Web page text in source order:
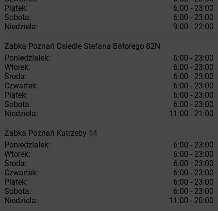
Piątek:
6:00 - 23:00
Sobota:
6:00 - 23:00
Niedziela:
9:00 - 22:00
Żabka Poznań Osiedle Stefana Batorego 82N
Poniedziałek:
6:00 - 23:00
Wtorek:
6:00 - 23:00
Środa:
6:00 - 23:00
Czwartek:
6:00 - 23:00
Piątek:
6:00 - 23:00
Sobota:
6:00 - 23:00
Niedziela:
11:00 - 21:00
Żabka Poznań Kutrzeby 14
Poniedziałek:
6:00 - 23:00
Wtorek:
6:00 - 23:00
Środa:
6:00 - 23:00
Czwartek:
6:00 - 23:00
Piątek:
6:00 - 23:00
Sobota:
6:00 - 23:00
Niedziela:
11:00 - 20:00